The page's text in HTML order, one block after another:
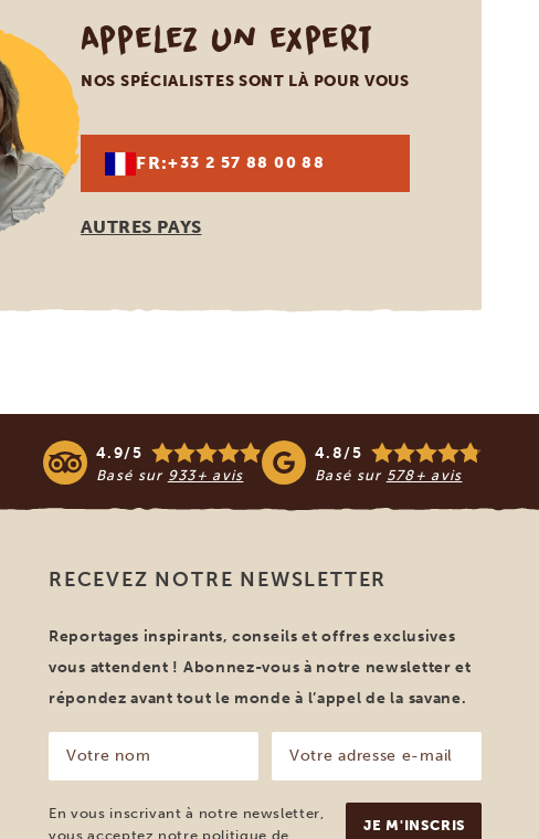
Appelez un expert
NOS SPÉCIALISTES SONT LÀ POUR VOUS
FR:+33 2 57 88 00 88
AUTRES PAYS
4.9/5
Basé sur 933+ avis
4.8/5
Basé sur 578+ avis
RECEVEZ NOTRE NEWSLETTER
Reportages inspirants, conseils et offres exclusives
vous attendent ! Abonnez-vous à notre newsletter et
répondez avant tout le monde à l’appel de la savane.
nom
(Nécessaire)
adresse
e-
mail
(Nécessaire)
En vous inscrivant à notre newsletter,
vous acceptez notre politique de